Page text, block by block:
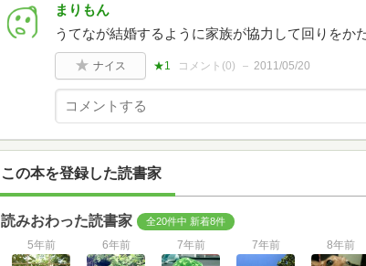
まりもん
うてなが結婚するように家族が協力して回りをか
ナイス ★1 コメント(0) 2011/05/20
この本を登録した読書家
読みおわった読書家 全20件中 新着8件
5年前 6年前 7年前 7年前 8年前